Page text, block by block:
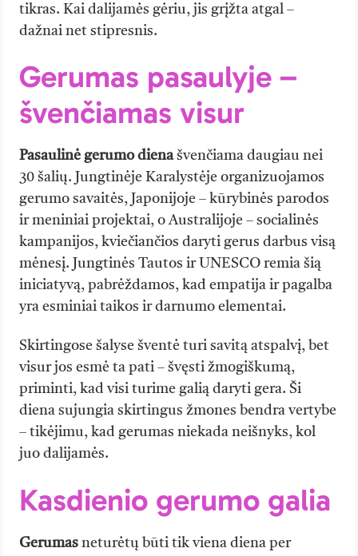
tikras. Kai dalijamės gėriu, jis grįžta atgal –
dažnai net stipresnis.
Gerumas pasaulyje –
švenčiamas visur
Pasaulinė gerumo dienašvenčiama daugiau nei
30 šalių. Jungtinėje Karalystėje organizuojamos
gerumo savaitės, Japonijoje – kūrybinės parodos
ir meniniai projektai, o Australijoje – socialinės
kampanijos, kviečiančios daryti gerus darbus visą
mėnesį. Jungtinės Tautos ir UNESCO remia šią
iniciatyvą, pabrėždamos, kad empatija ir pagalba
yra esminiai taikos ir darnumo elementai.
Skirtingose šalyse šventė turi savitą atspalvį, bet
visur jos esmė ta pati – švęsti žmogiškumą,
priminti, kad visi turime galią daryti gera. Ši
diena sujungia skirtingus žmones bendra vertybe
– tikėjimu, kad gerumas niekada neišnyks, kol
juo dalijamės.
Kasdienio gerumo galia
Gerumas neturėtų būti tik viena diena per